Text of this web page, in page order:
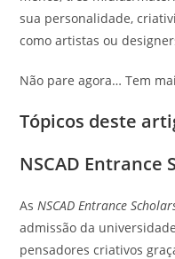
sua personalidade,
como artistas ou
Não pare agora… Tem
Tópicos deste
NSCAD Entrance
As NSCAD Entrance
admissão da
pensadores criativos